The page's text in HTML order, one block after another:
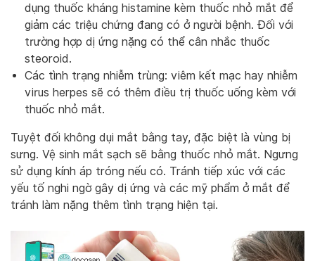
dụng thuốc kháng histamine kèm thuốc nhỏ mắt để
giảm các triệu chứng đang có ở người bệnh. Đối với
trường hợp dị ứng nặng có thể cân nhắc thuốc
steoroid.
Các tình trạng nhiễm trùng: viêm kết mạc hay nhiễm
virus herpes sẽ có thêm điều trị thuốc uống kèm với
thuốc nhỏ mắt.
Tuyệt đối không dụi mắt bằng tay, đặc biệt là vùng bị
sưng. Vệ sinh mắt sạch sẽ bằng thuốc nhỏ mắt. Ngưng
sử dụng kính áp tróng nếu có. Tránh tiếp xúc với các
yếu tố nghi ngờ gây dị ứng và các mỹ phẩm ở mắt để
tránh làm nặng thêm tình trạng hiện tại.